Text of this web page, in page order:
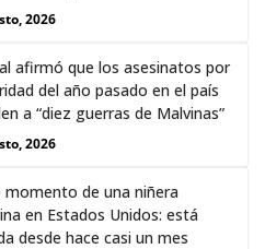
2026
afirmó que los asesinatos por
del año pasado en el país
a “diez guerras de Malvinas”
2026
momento de una niñera
en Estados Unidos: está
desde hace casi un mes